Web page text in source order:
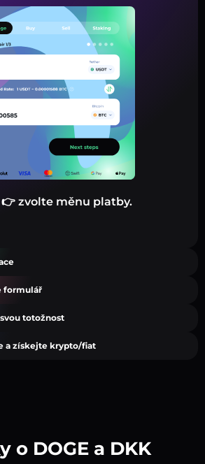
zvolte měnu platby.
formulář
totožnost
a získejte krypto/fiat
o DOGE a DKK